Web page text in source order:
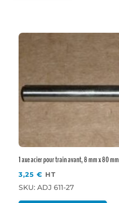
1 axe acier pour train avant, 8 mm x 80 mm
3,25€ HT
SKU: ADJ 611-27